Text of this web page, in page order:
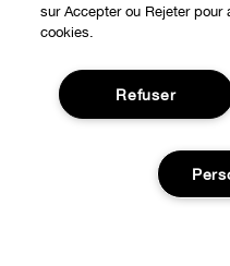
Offres Spéciales
BESOIN D'AIDE?
Autre Pays
À propos
Contacter le Fabricant
CONFIDENTIALITÉ ET
Politique de confidentialité
sur Accepter ou Rejeter pour
cookies.
Refuser